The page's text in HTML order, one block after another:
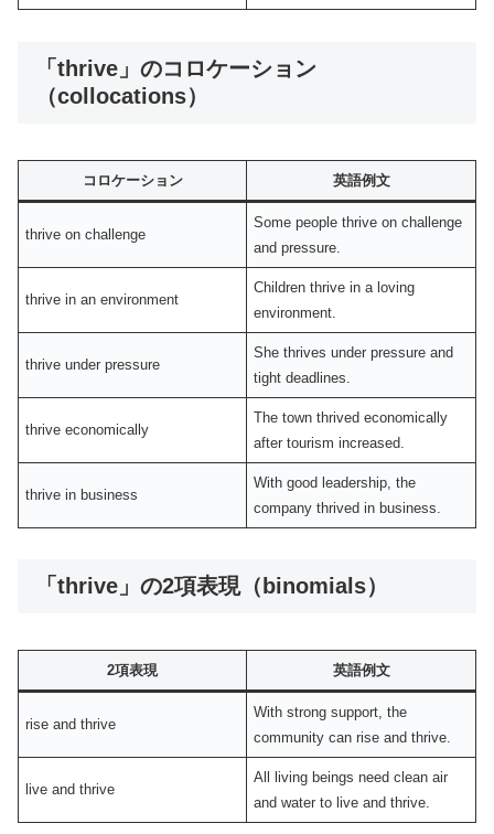
「thrive」のコロケーション
（collocations）
コロケーション 英語例文
thrive on challenge
Some people thrive on challenge
and pressure.
thrive in an environment
Children thrive in a loving
environment.
thrive under pressure
She thrives under pressure and
tight deadlines.
thrive economically
The town thrived economically
after tourism increased.
thrive in business
With good leadership, the
company thrived in business.
「thrive」の2項表現（binomials）
2項表現 英語例文
rise and thrive
With strong support, the
community can rise and thrive.
live and thrive
All living beings need clean air
and water to live and thrive.